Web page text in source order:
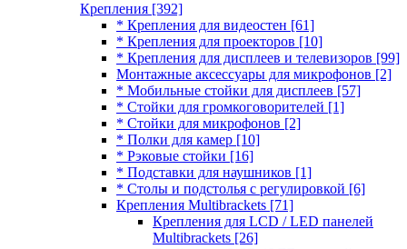
Крепления [392]
* Крепления для видеостен [61]
* Крепления для проекторов [10]
* Крепления для дисплеев и телевизоров [99]
Монтажные аксессуары для микрофонов [2]
* Мобильные стойки для дисплеев [57]
* Стойки для громкоговорителей [1]
* Стойки для микрофонов [2]
* Полки для камер [10]
* Рэковые стойки [16]
* Подставки для наушников [1]
* Столы и подстолья с регулировкой [6]
Крепления Multibrackets [71]
Крепления для LCD / LED панелей
Multibrackets [26]